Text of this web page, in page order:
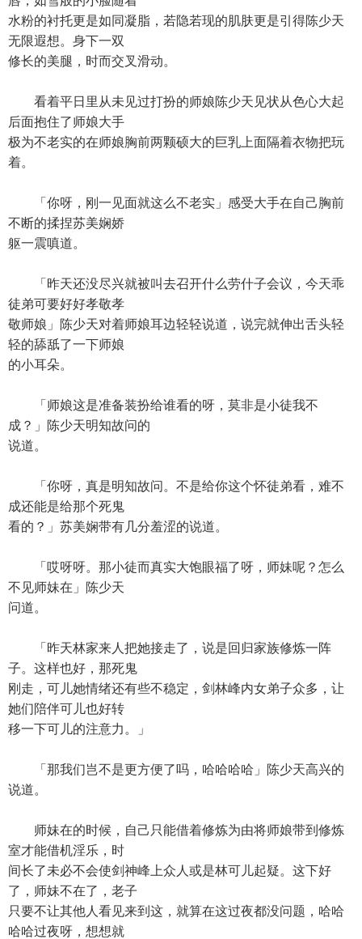
水粉的衬托更是如同凝脂，若隐若现的肌肤更是引得陈少天
无限遐想。身下一双
修长的美腿，时而交叉滑动。
看着平日里从未见过打扮的师娘陈少天见状从色心大起
后面抱住了师娘大手
极为不老实的在师娘胸前两颗硕大的巨乳上面隔着衣物把玩
着。
「你呀，刚一见面就这么不老实」感受大手在自己胸前
不断的揉捏苏美娴娇
躯一震嗔道。
「昨天还没尽兴就被叫去召开什么劳什子会议，今天乖
徒弟可要好好孝敬孝
敬师娘」陈少天对着师娘耳边轻轻说道，说完就伸出舌头轻
轻的舔舐了一下师娘
的小耳朵。
「师娘这是准备装扮给谁看的呀，莫非是小徒我不
成？」陈少天明知故问的
说道。
「你呀，真是明知故问。不是给你这个怀徒弟看，难不
成还能是给那个死鬼
看的？」苏美娴带有几分羞涩的说道。
「哎呀呀。那小徒而真实大饱眼福了呀，师妹呢？怎么
不见师妹在」陈少天
问道。
「昨天林家来人把她接走了，说是回归家族修炼一阵
子。这样也好，那死鬼
刚走，可儿她情绪还有些不稳定，剑林峰内女弟子众多，让
她们陪伴可儿也好转
移一下可儿的注意力。」
「那我们岂不是更方便了吗，哈哈哈哈」陈少天高兴的
说道。
师妹在的时候，自己只能借着修炼为由将师娘带到修炼
室才能借机淫乐，时
间长了未必不会使剑神峰上众人或是林可儿起疑。这下好
了，师妹不在了，老子
只要不让其他人看见来到这，就算在这过夜都没问题，哈哈
哈哈过夜呀，想想就